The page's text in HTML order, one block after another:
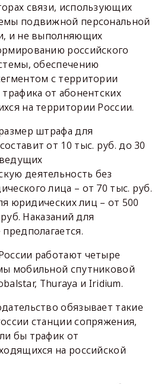
связи, использующих
подвижной персональной
и не выполняющих
российского
обеспечению
с территории
от абонентских
на территории России.
штрафа для
от 10 тыс. руб. до 30
деятельность без
лица – от 70 тыс. руб.
юридических лиц – от 500
Наказаний для
работают четыре
мобильной спутниковой
Thuraya и Iridium.
обязывает такие
станции сопряжения,
бы трафик от
на российской